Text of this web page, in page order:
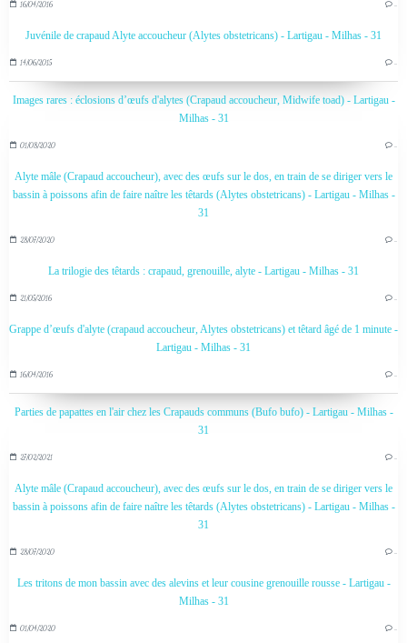
16/04/2016 …
Juvénile de crapaud Alyte accoucheur (Alytes obstetricans) - Lartigau - Milhas - 31
14/06/2015 …
Images rares : éclosions d’œufs d'alytes (Crapaud accoucheur, Midwife toad) - Lartigau -
Milhas - 31
01/08/2020 …
Alyte mâle (Crapaud accoucheur), avec des œufs sur le dos, en train de se diriger vers le
bassin à poissons afin de faire naître les têtards (Alytes obstetricans) - Lartigau - Milhas -
31
28/07/2020 …
La trilogie des têtards : crapaud, grenouille, alyte - Lartigau - Milhas - 31
21/05/2016 …
Grappe d’œufs d'alyte (crapaud accoucheur, Alytes obstetricans) et têtard âgé de 1 minute -
Lartigau - Milhas - 31
16/04/2016 …
Parties de papattes en l'air chez les Crapauds communs (Bufo bufo) - Lartigau - Milhas -
31
27/02/2021 …
Alyte mâle (Crapaud accoucheur), avec des œufs sur le dos, en train de se diriger vers le
bassin à poissons afin de faire naître les têtards (Alytes obstetricans) - Lartigau - Milhas -
31
28/07/2020 …
Les tritons de mon bassin avec des alevins et leur cousine grenouille rousse - Lartigau -
Milhas - 31
01/04/2020 …